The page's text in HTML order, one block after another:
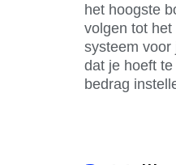
het hoogste
volgen tot
systeem voor
dat je hoeft
bedrag